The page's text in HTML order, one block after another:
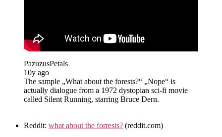
PazuzusPetals
10y ago
The sample „What about the forests?“ „Nope“ is
actually dialogue from a 1972 dystopian sci-fi movie
called Silent Running, starring Bruce Dern.
Reddit: what about the forrests? (reddit.com)